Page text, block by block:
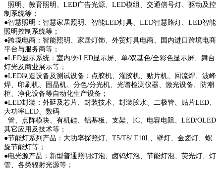
照明、教育照明、LED广告光源、LED模组、交通信号灯、驱动及控
制系统等；
●智慧照明：智慧家居照明、智能LED灯具、LED智慧路灯、LED智能
照明控制系统等；
●跨境电商：智能照明、家居灯饰、外贸灯具电商、国内进口跨境电商
平台与服务商等；
●LED显示系统：室内/外LED显示屏、单/双基色/全彩色显示屏、舞台
灯光及商业展示等；
●LED制造设备及测试设备：点胶机、灌胶机、贴片机、回流焊、波峰
焊、印刷机、固晶机、分色/分光机、光谱检测仪器、激光设备、防潮
柜、净化设备等自动化生产设备；
●LED封装：外延及芯片、封装技术、封装胶水、二极管、贴片LED、
大功率LED、数码
管、点阵模块、有机硅、铝基板、支架、IC、电容电阻、LED/OLED
其它应用及技术等；
●节能灯系列产品：大功率探照灯、T5/T8/ T10L、壁灯、金卤灯、螺
旋节能灯等；
●电光源产品：新型普通照明灯泡、卤钨灯泡、节能灯泡、荧光灯、灯
管、各类辐射光源等；